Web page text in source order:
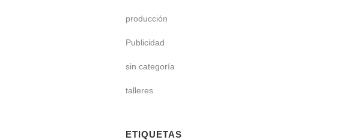
producción
Publicidad
sin categoría
talleres
ETIQUETAS